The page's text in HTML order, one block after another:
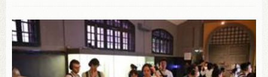
việc đa dạng hóa các trải nghiệm. Trong đó, việc ứng dụng công
nghệ số đã tạo ra bước ngoặt, đáo ứng xu thế phát triển và thu hút
công chúng.